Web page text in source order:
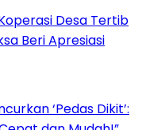
Desa Tertib
Beri Apresiasi
‘Pedas Dikit’: